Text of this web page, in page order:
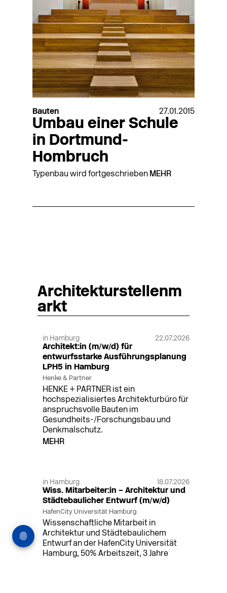
Bauten 27.01.2015
Umbau einer Schule
in Dortmund-
Hombruch
Typenbau wird fortgeschrieben MEHR
Architekturstellenm
arkt
in Hamburg 22.07.2026
Architekt:in (m/w/d) für
entwurfsstarke Ausführungsplanung
LPH5 in Hamburg
Henke & Partner
HENKE + PARTNER ist ein
hochspezialisiertes Architekturbüro für
anspruchsvolle Bauten im
Gesundheits-/Forschungsbau und
Denkmalschutz.
MEHR
in Hamburg 18.07.2026
Wiss. Mitarbeiter:in – Architektur und
Städtebaulicher Entwurf (m/w/d)
HafenCity Universität Hamburg
Wissenschaftliche Mitarbeit in
Architektur und Städtebaulichem
Entwurf an der HafenCity Universität
Hamburg, 50% Arbeitszeit, 3 Jahre